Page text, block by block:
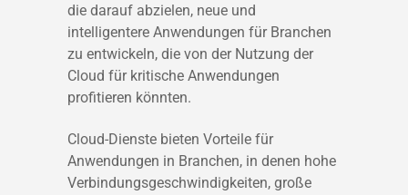
die darauf abzielen, neue und
intelligentere Anwendungen für Branchen
zu entwickeln, die von der Nutzung der
Cloud für kritische Anwendungen
profitieren könnten.
Cloud-Dienste bieten Vorteile für
Anwendungen in Branchen, in denen hohe
Verbindungsgeschwindigkeiten, große